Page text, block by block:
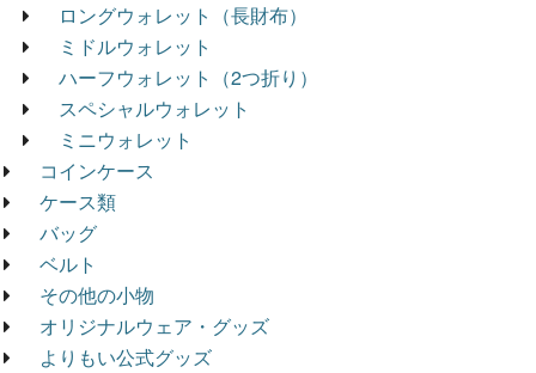
ロングウォレット（長財布）
ミドルウォレット
ハーフウォレット（2つ折り）
スペシャルウォレット
ミニウォレット
コインケース
ケース類
バッグ
ベルト
その他の小物
オリジナルウェア・グッズ
よりもい公式グッズ